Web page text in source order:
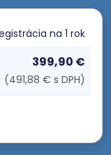
na 1 rok
399,90 €
(491,88 € s DPH)